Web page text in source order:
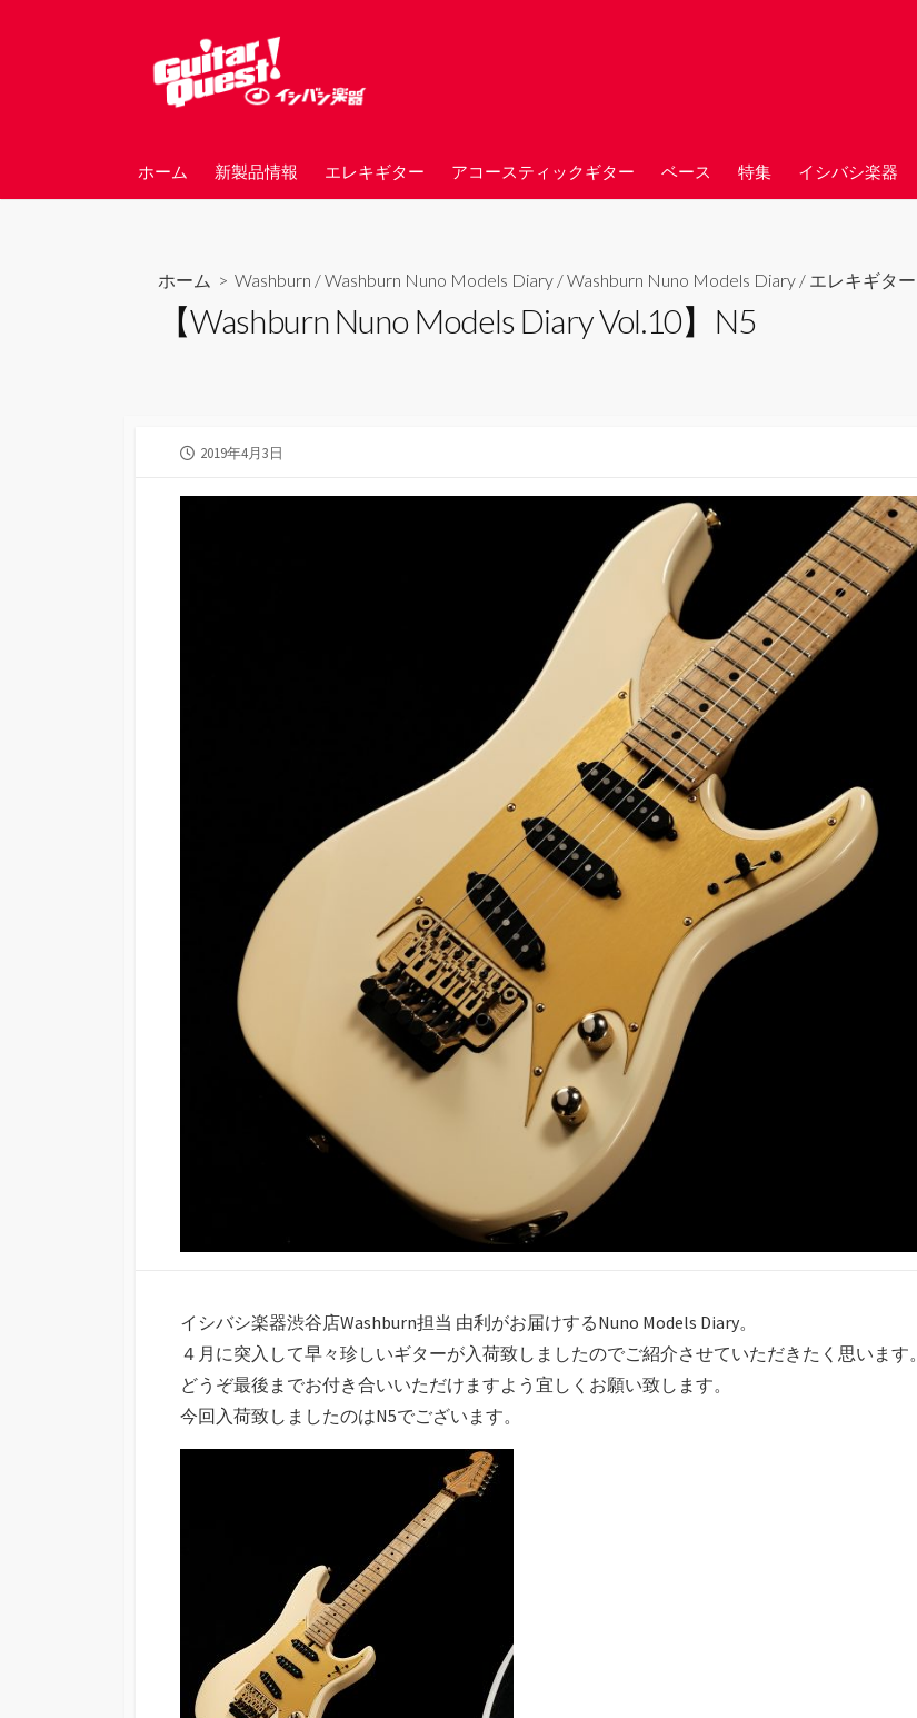
ホーム 新製品情報 エレキギター アコースティックギター ベース 特集 イシバシ楽器
ホーム > Washburn /Washburn Nuno Models Diary /Washburn Nuno Models Diary / エレキギター
【Washburn Nuno Models Diary Vol.10】N5
公
日
2019年4月3日
イシバシ楽器渋谷店Washburn担当 由利がお届けするNuno Models Diary。
４月に突入して早々珍しいギターが入荷致しましたのでご紹介させていただきたく思います。
どうぞ最後までお付き合いいただけますよう宜しくお願い致します。
今回入荷致しましたのはN5でございます。